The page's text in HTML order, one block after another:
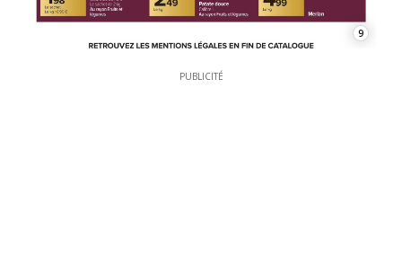
9
PUBLICITÉ